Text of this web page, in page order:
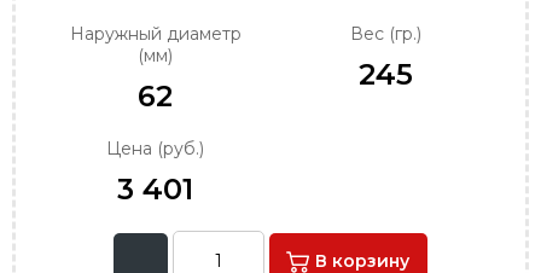
Наружный диаметр
(мм)
62
Вес (гр.)
245
Цена (руб.)
3 401
В корзину